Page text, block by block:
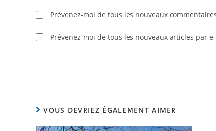
Prévenez-moi de tous les nouveaux
Prévenez-moi de tous les nouveaux articles par
VOUS DEVRIEZ ÉGALEMENT AIMER